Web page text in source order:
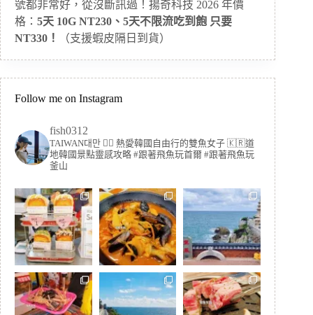
號都非常好，從沒斷訊過！揚奇科技 2026 年價
格： 5天 10G NT230、5天不限流吃到飽 只要
NT330！
（支援蝦皮隔日到貨）
Follow me on Instagram
fish0312
TAIWAN대만 🏳️‍🌈 熱愛韓國自由行的雙魚女子 🇰🇷道
地韓國景點靈感攻略 #跟著飛魚玩首爾 #跟著飛魚玩
釜山